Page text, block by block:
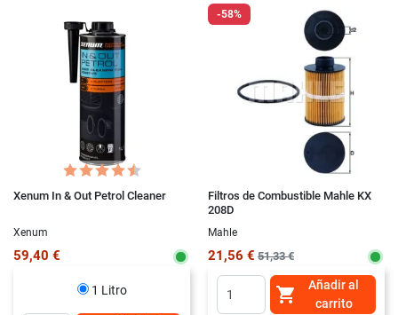
Xenum In & Out Petrol Cleaner
Xenum
59,40 €
1 Litro
-58%
Filtros de Combustible Mahle KX
208D
Mahle
21,56 € 51,33 €

Añadir al
carrito